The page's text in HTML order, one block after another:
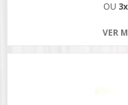
OU 3x
VER